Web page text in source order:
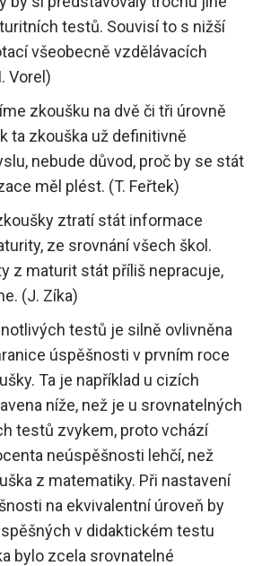
testů. Souvisí to s nižší
všeobecně vzdělávacích
Vorel)
zkoušku na dvě či tři úrovně
ta zkouška už definitivně
nebude důvod, proč by se stát
měl plést. (T. Feřtek)
ztratí stát informace
ze srovnání všech škol.
z maturit stát příliš nepracuje,
(J. Zíka)
testů je silně ovlivněna
úspěšnosti v prvním roce
Ta je například u cizích
níže, než je u srovnatelných
testů zvykem, proto vchází
neúspěšnosti lehčí, než
z matematiky. Při nastavení
na ekvivalentní úroveň by
v didaktickém testu
bylo zcela srovnatelné